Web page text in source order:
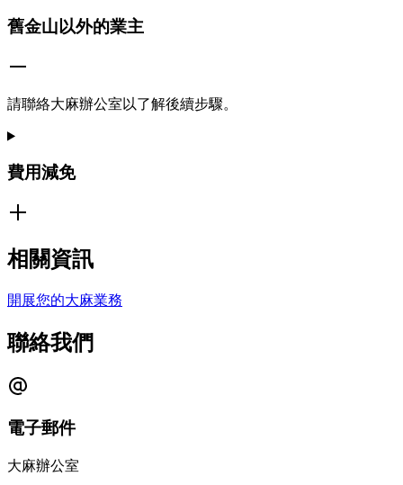
舊金山以外的業主
請聯絡大麻辦公室以了解後續步驟。
費用減免
相關資訊
開展您的大麻業務
聯絡我們
電子郵件
大麻辦公室